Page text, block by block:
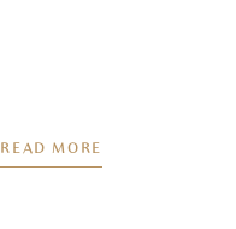
READ MORE